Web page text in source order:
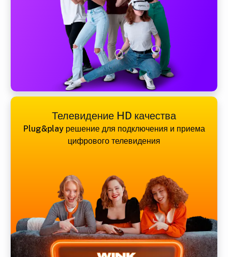
Телевидение HD качества
Plug&play решение для подключения и приема
цифрового телевидения